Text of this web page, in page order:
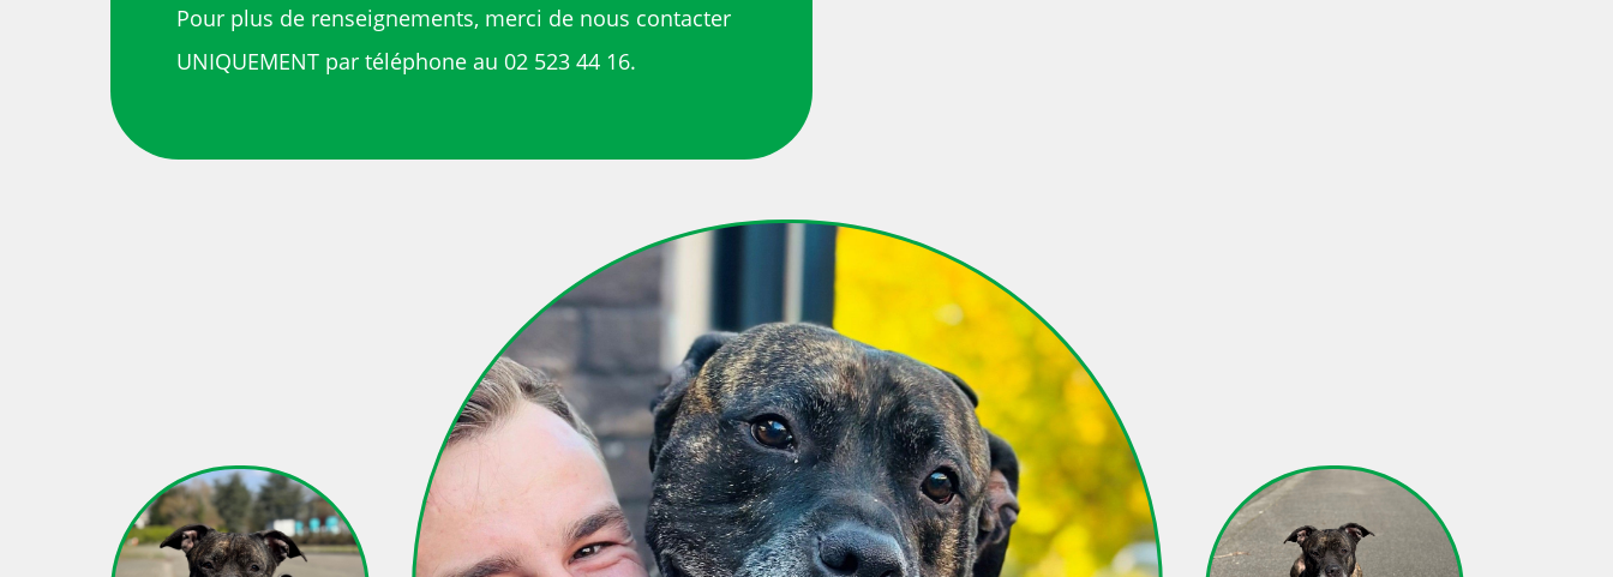
Pour plus de renseignements, merci de nous contacter
UNIQUEMENT par téléphone au 02 523 44 16.